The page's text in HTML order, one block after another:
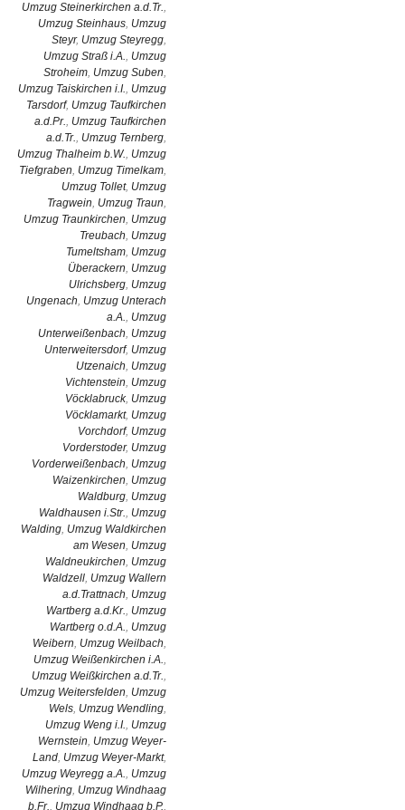
Umzug Steinerkirchen a.d.Tr.,
Umzug Steinhaus, Umzug
Steyr, Umzug Steyregg,
Umzug Straß i.A., Umzug
Stroheim, Umzug Suben,
Umzug Taiskirchen i.I., Umzug
Tarsdorf, Umzug Taufkirchen
a.d.Pr., Umzug Taufkirchen
a.d.Tr., Umzug Ternberg,
Umzug Thalheim b.W., Umzug
Tiefgraben, Umzug Timelkam,
Umzug Tollet, Umzug
Tragwein, Umzug Traun,
Umzug Traunkirchen, Umzug
Treubach, Umzug
Tumeltsham, Umzug
Überackern, Umzug
Ulrichsberg, Umzug
Ungenach, Umzug Unterach
a.A., Umzug
Unterweißenbach, Umzug
Unterweitersdorf, Umzug
Utzenaich, Umzug
Vichtenstein, Umzug
Vöcklabruck, Umzug
Vöcklamarkt, Umzug
Vorchdorf, Umzug
Vorderstoder, Umzug
Vorderweißenbach, Umzug
Waizenkirchen, Umzug
Waldburg, Umzug
Waldhausen i.Str., Umzug
Walding, Umzug Waldkirchen
am Wesen, Umzug
Waldneukirchen, Umzug
Waldzell, Umzug Wallern
a.d.Trattnach, Umzug
Wartberg a.d.Kr., Umzug
Wartberg o.d.A., Umzug
Weibern, Umzug Weilbach,
Umzug Weißenkirchen i.A.,
Umzug Weißkirchen a.d.Tr.,
Umzug Weitersfelden, Umzug
Wels, Umzug Wendling,
Umzug Weng i.I., Umzug
Wernstein, Umzug Weyer-
Land, Umzug Weyer-Markt,
Umzug Weyregg a.A., Umzug
Wilhering, Umzug Windhaag
b.Fr., Umzug Windhaag b.P.,